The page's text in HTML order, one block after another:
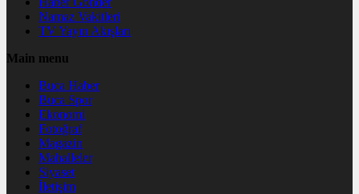
Namaz Vakitleri
TV Yayın Akışları
Main menu
Buca Haber
Buca Spor
Ekonomi
Fotoğraf
Magazin
Mahalleler
Siyaset
İletişim